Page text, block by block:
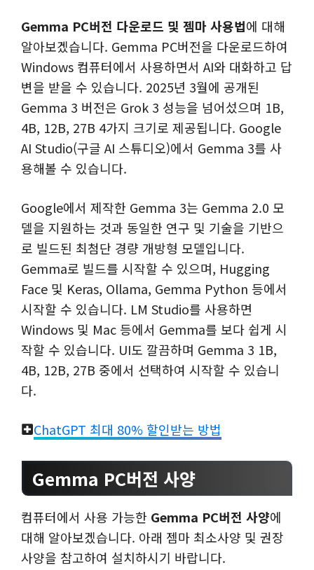
Gemma PC버전 다운로드 및 젬마 사용법에 대해
알아보겠습니다. Gemma PC버전을 다운로드하여
Windows 컴퓨터에서 사용하면서 AI와 대화하고 답
변을 받을 수 있습니다. 2025년 3월에 공개된
Gemma 3 버전은 Grok 3 성능을 넘어섰으며 1B,
4B, 12B, 27B 4가지 크기로 제공됩니다. Google
AI Studio(구글 AI 스튜디오)에서 Gemma 3를 사
용해볼 수 있습니다.
Google에서 제작한 Gemma 3는 Gemma 2.0 모
델을 지원하는 것과 동일한 연구 및 기술을 기반으
로 빌드된 최첨단 경량 개방형 모델입니다.
Gemma로 빌드를 시작할 수 있으며, Hugging
Face 및 Keras, Ollama, Gemma Python 등에서
시작할 수 있습니다. LM Studio를 사용하면
Windows 및 Mac 등에서 Gemma를 보다 쉽게 시
작할 수 있습니다. UI도 깔끔하며 Gemma 3 1B,
4B, 12B, 27B 중에서 선택하여 시작할 수 있습니
다.
ChatGPT 최대 80% 할인받는 방법
Gemma PC버전 사양
컴퓨터에서 사용 가능한 Gemma PC버전 사양에
대해 알아보겠습니다. 아래 젬마 최소사양 및 권장
사양을 참고하여 설치하시기 바랍니다.